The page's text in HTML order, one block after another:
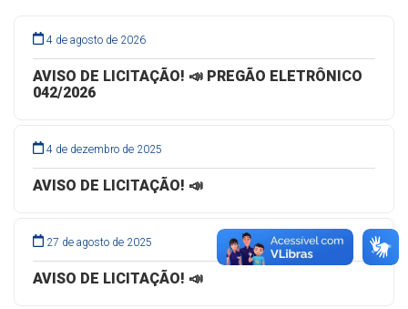
4 de agosto de 2026
AVISO DE LICITAÇÃO! 📣 PREGÃO ELETRÔNICO
042/2026
4 de dezembro de 2025
AVISO DE LICITAÇÃO! 📣
27 de agosto de 2025
AVISO DE LICITAÇÃO! 📣